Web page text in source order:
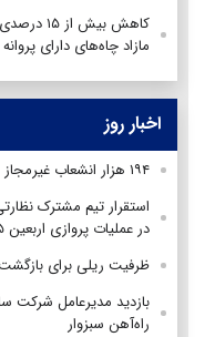
کاهش
مازاد چاه‌های دارای پروانه
اخبار روز
۱۹۴ هزار انشعاب غیرمجاز از شبکه برق جمع‌آوری شد
استقرار تیم مشترک
در عملیات پروازی اربعین ۱۴۰۵
ظرفیت ریلی برای
بازدید مدیرعامل شرکت
راه‌آهن سبزوار